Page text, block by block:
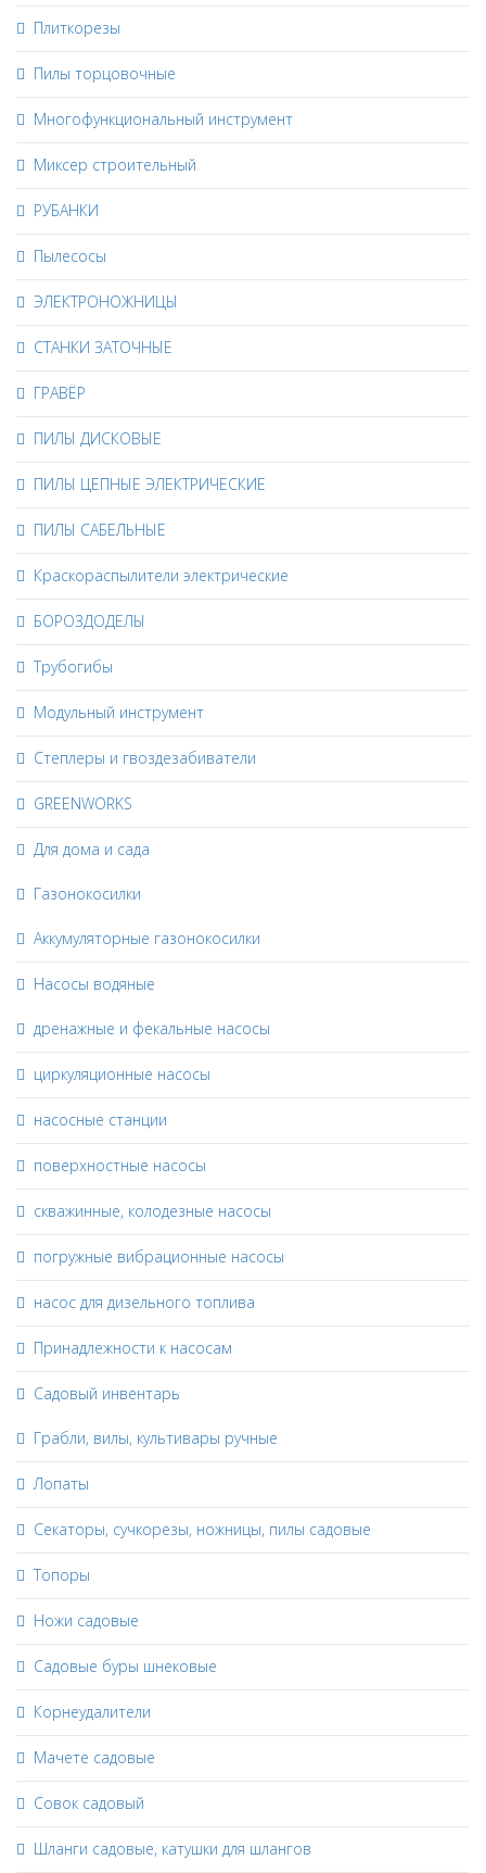
Плиткорезы
Пилы торцовочные
Многофункциональный инструмент
Миксер строительный
РУБАНКИ
Пылесосы
ЭЛЕКТРОНОЖНИЦЫ
СТАНКИ ЗАТОЧНЫЕ
ГРАВЁР
ПИЛЫ ДИСКОВЫЕ
ПИЛЫ ЦЕПНЫЕ ЭЛЕКТРИЧЕСКИЕ
ПИЛЫ САБЕЛЬНЫЕ
Краскораспылители электрические
БОРОЗДОДЕЛЫ
Трубогибы
Модульный инструмент
Степлеры и гвоздезабиватели
GREENWORKS
Для дома и сада
Газонокосилки
Аккумуляторные газонокосилки
Насосы водяные
дренажные и фекальные насосы
циркуляционные насосы
насосные станции
поверхностные насосы
скважинные, колодезные насосы
погружные вибрационные насосы
насос для дизельного топлива
Принадлежности к насосам
Садовый инвентарь
Грабли, вилы, культивары ручные
Лопаты
Секаторы, сучкорезы, ножницы, пилы садовые
Топоры
Ножи садовые
Садовые буры шнековые
Корнеудалители
Мачете садовые
Совок садовый
Шланги садовые, катушки для шлангов